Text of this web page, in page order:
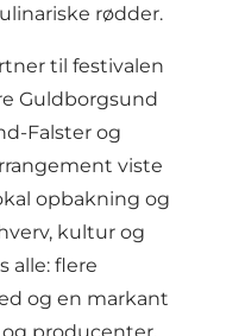
rødder.
til festivalen
Guldborgsund
Falster og
viste
opbakning og
kultur og
alle: flere
og en markant
og producenter.